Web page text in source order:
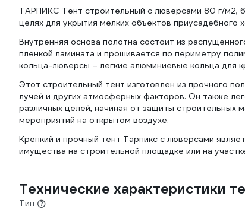
ТАРПИКС Тент строительный с люверсами 80 г/м2,
целях для укрытия мелких объектов приусадебного
Внутренняя основа полотна состоит из
пленкой ламината и прошивается по периметру
кольца-люверсы – легкие алюминиевые кольца для
Этот строительный тент изготовлен из прочного
лучей и других атмосферных факторов. Он также
различных целей, начиная от защиты строительных
мероприятий на открытом воздухе.
Крепкий и прочный тент Тарпикс с люверсами
имущества на строительной площадке или на
Технические характеристики
Тип